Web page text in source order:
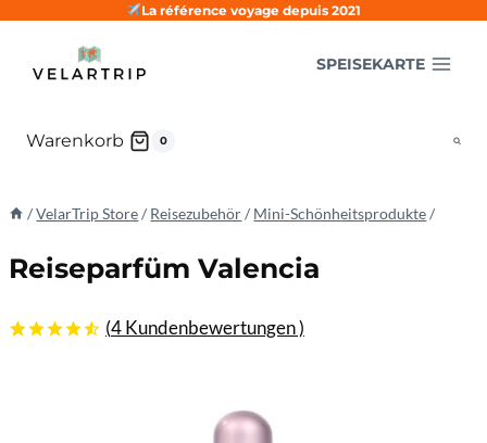
springen
La référence voyage depuis 2021
SPEISEKARTE
Warenkorb 0
/ VelarTrip Store / Reisezubehör / Mini-Schönheitsprodukte /
Reiseparfüm Valencia
(4Kundenbewertungen )